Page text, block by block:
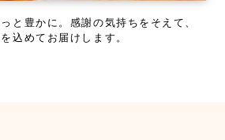
と豊かに。 感謝の気持ちをそえて、
込めてお届けします。